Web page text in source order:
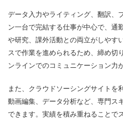
データ入力やライティング、翻訳、
ン一台で完結する仕事が中心で、通
や研究、課外活動との両立がしやす
スで作業を進められるため、締め切
ンラインでのコミュニケーション力
また、クラウドソーシングサイトを
動画編集、データ分析など、専門ス
できます。実績を積み重ねることで